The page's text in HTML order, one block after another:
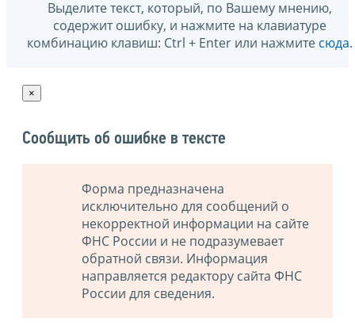
Выделите текст, который, по Вашему мнению,
содержит ошибку, и нажмите на клавиатуре
комбинацию клавиш: Ctrl + Enter или нажмите сюда.
×
Сообщить об ошибке в тексте
Форма предназначена
исключительно для сообщений о
некорректной информации на сайте
ФНС России и не подразумевает
обратной связи. Информация
направляется редактору сайта ФНС
России для сведения.